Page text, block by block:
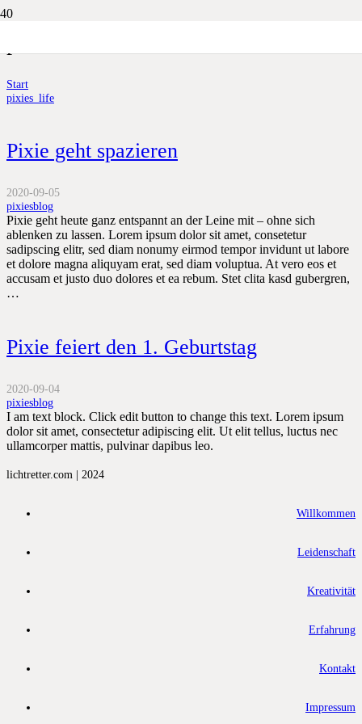
Start
pixies_life
Pixie geht spazieren
2020-09-05
pixiesblog
Pixie geht heute ganz entspannt an der Leine mit – ohne sich
ablenken zu lassen. Lorem ipsum dolor sit amet, consetetur
sadipscing elitr, sed diam nonumy eirmod tempor invidunt ut labore
et dolore magna aliquyam erat, sed diam voluptua. At vero eos et
accusam et justo duo dolores et ea rebum. Stet clita kasd gubergren,
…
Pixie feiert den 1. Geburtstag
2020-09-04
pixiesblog
I am text block. Click edit button to change this text. Lorem ipsum
dolor sit amet, consectetur adipiscing elit. Ut elit tellus, luctus nec
ullamcorper mattis, pulvinar dapibus leo.
lichtretter.com | 2024
Willkommen
Leidenschaft
Kreativität
Erfahrung
Kontakt
Impressum